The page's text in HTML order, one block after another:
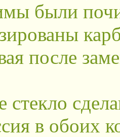
были
после
стекло
в обоих